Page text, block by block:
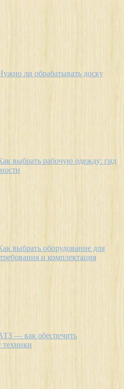
ли обрабатывать доску
выбрать рабочую одежду: гид
выбрать оборудование для
и комплектация
— как обеспечить
техники